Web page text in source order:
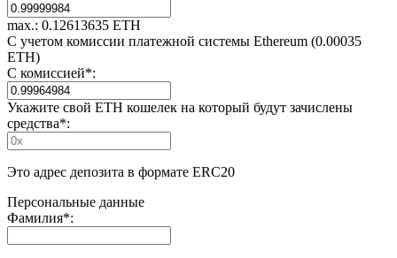
max.: 0.12613635 ETH
С учетом комиссии платежной системы Ethereum (0.00035
ETH)
С комиссией*:
Укажите свой ETH кошелек на который будут зачислены
средства*:
Это адрес депозита в формате ERC20
Персональные данные
Фамилия*: